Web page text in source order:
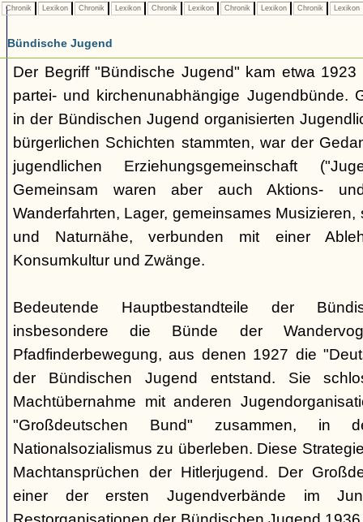
Chronik Lexikon Chronik Lexikon Chronik Lexikon Chronik Lexikon Chronik Lexikon
Bündische Jugend
Der Begriff "Bündische Jugend" kam etwa
partei- und kirchenunabhängige Jugendbünde.
in der Bündischen Jugend organisierten
bürgerlichen Schichten stammten, war der
jugendlichen Erziehungsgemeinschaft
Gemeinsam waren aber auch Aktions-
Wanderfahrten, Lager, gemeinsames
und Naturnähe, verbunden mit einer
Konsumkultur und Zwänge.
Bedeutende Hauptbestandteile der
insbesondere die Bünde der
Pfadfinderbewegung, aus denen 1927 die
der Bündischen Jugend entstand. Sie
Machtübernahme mit anderen
"Großdeutschen Bund" zusammen,
Nationalsozialismus zu überleben. Diese
Machtansprüchen der Hitlerjugend. Der
einer der ersten Jugendverbände im